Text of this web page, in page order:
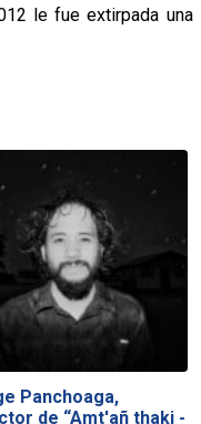
le fue extirpada una
Panchoaga,
de “Amt'añ thaki -